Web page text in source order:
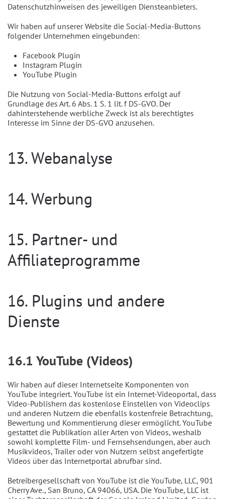
Datenschutzhinweisen des jeweiligen Diensteanbieters.
Wir haben auf unserer Website die Social-Media-Buttons
folgender Unternehmen eingebunden:
Facebook Plugin
Instagram Plugin
YouTube Plugin
Die Nutzung von Social-Media-Buttons erfolgt auf
Grundlage des Art. 6 Abs. 1 S. 1 lit. f DS-GVO. Der
dahinterstehende werbliche Zweck ist als berechtigtes
Interesse im Sinne der DS-GVO anzusehen.
13. Webanalyse
14. Werbung
15. Partner- und
Affiliateprogramme
16. Plugins und andere
Dienste
16.1 YouTube (Videos)
Wir haben auf dieser Internetseite Komponenten von
YouTube integriert. YouTube ist ein Internet-Videoportal, dass
Video-Publishern das kostenlose Einstellen von Videoclips
und anderen Nutzern die ebenfalls kostenfreie Betrachtung,
Bewertung und Kommentierung dieser ermöglicht. YouTube
gestattet die Publikation aller Arten von Videos, weshalb
sowohl komplette Film- und Fernsehsendungen, aber auch
Musikvideos, Trailer oder von Nutzern selbst angefertigte
Videos über das Internetportal abrufbar sind.
Betreibergesellschaft von YouTube ist die YouTube, LLC, 901
Cherry Ave., San Bruno, CA 94066, USA. Die YouTube, LLC ist